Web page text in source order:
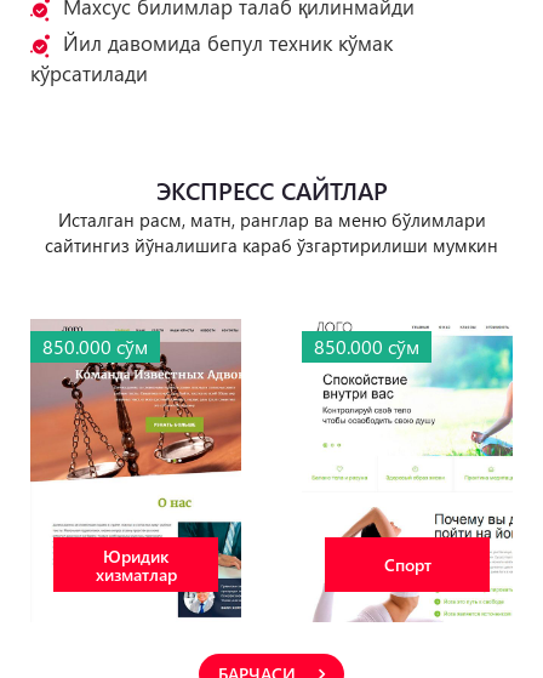
Махсус билимлар талаб қилинмайди
Йил давомида бепул техник кўмак
кўрсатилади
ЭКСПРЕCC САЙТЛАР
Исталган расм, матн, ранглар ва меню бўлимлари
сайтингиз йўналишига караб ўзгартирилиши мумкин
850.000 сўм
Юридик
хизматлар
850.000 сўм
Спорт